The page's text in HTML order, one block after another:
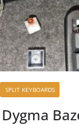
SPLIT KEYBOARDS